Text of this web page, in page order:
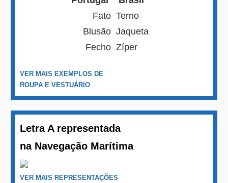
Fato Terno
Blusão Jaqueta
Fecho Zíper
VER MAIS EXEMPLOS DE
ROUPA E VESTUÁRIO
Letra A representada
na Navegação Marítima
VER MAIS REPRESENTAÇÕES